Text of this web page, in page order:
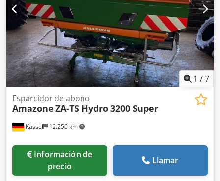
1 /7
Kassel 12.250 km
Esparcidor de abono
Amazone ZA-TS Hydro 3200 Super
Información de
precio
Llamar